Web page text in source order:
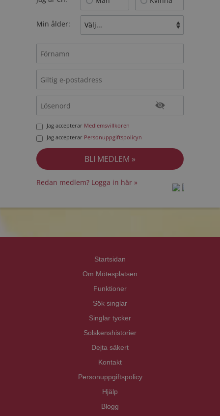
Min ålder:
Jag accepterar Medlemsvillkoren
Jag accepterar Personuppgiftspolicyn
Redan medlem? Logga in här »
Startsidan
Om Mötesplatsen
Funktioner
Sök singlar
Singlar tycker
Solskenshistorier
Dejta säkert
Kontakt
Personuppgiftspolicy
Hjälp
Blogg